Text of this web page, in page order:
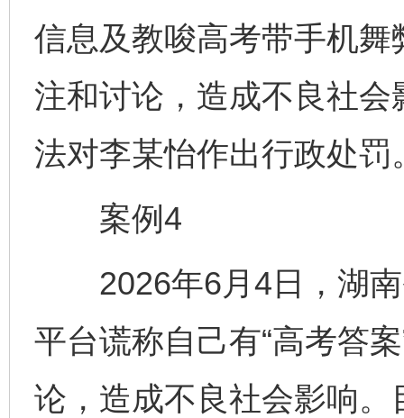
信息及教唆高考带手机
注和讨论，造成不良社
法对李某怡作出行政处罚
案例4
2026年6月4日，湖南
平台谎称自己有“高考答
论，造成不良社会影响